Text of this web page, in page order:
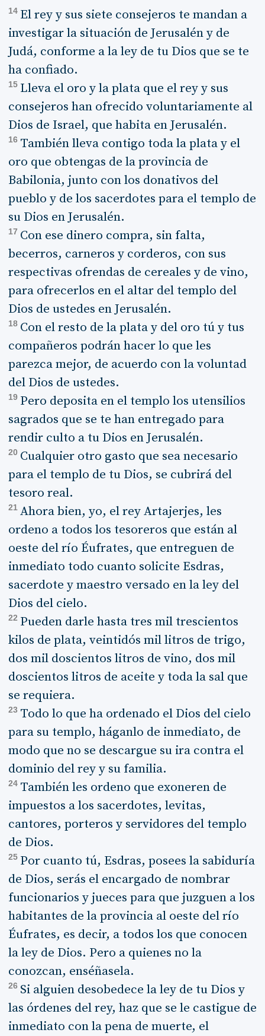
14 El rey y sus siete consejeros te mandan a
investigar la situación de Jerusalén y de
Judá, conforme a la ley de tu Dios que se te
ha confiado.
15 Lleva el oro y la plata que el rey y sus
consejeros han ofrecido voluntariamente al
Dios de Israel, que habita en Jerusalén.
16 También lleva contigo toda la plata y el
oro que obtengas de la provincia de
Babilonia, junto con los donativos del
pueblo y de los sacerdotes para el templo de
su Dios en Jerusalén.
17 Con ese dinero compra, sin falta,
becerros, carneros y corderos, con sus
respectivas ofrendas de cereales y de vino,
para ofrecerlos en el altar del templo del
Dios de ustedes en Jerusalén.
18 Con el resto de la plata y del oro tú y tus
compañeros podrán hacer lo que les
parezca mejor, de acuerdo con la voluntad
del Dios de ustedes.
19 Pero deposita en el templo los utensilios
sagrados que se te han entregado para
rendir culto a tu Dios en Jerusalén.
20 Cualquier otro gasto que sea necesario
para el templo de tu Dios, se cubrirá del
tesoro real.
21 Ahora bien, yo, el rey Artajerjes, les
ordeno a todos los tesoreros que están al
oeste del río Éufrates, que entreguen de
inmediato todo cuanto solicite Esdras,
sacerdote y maestro versado en la ley del
Dios del cielo.
22 Pueden darle hasta tres mil trescientos
kilos de plata, veintidós mil litros de trigo,
dos mil doscientos litros de vino, dos mil
doscientos litros de aceite y toda la sal que
se requiera.
23 Todo lo que ha ordenado el Dios del cielo
para su templo, háganlo de inmediato, de
modo que no se descargue su ira contra el
dominio del rey y su familia.
24 También les ordeno que exoneren de
impuestos a los sacerdotes, levitas,
cantores, porteros y servidores del templo
de Dios.
25 Por cuanto tú, Esdras, posees la sabiduría
de Dios, serás el encargado de nombrar
funcionarios y jueces para que juzguen a los
habitantes de la provincia al oeste del río
Éufrates, es decir, a todos los que conocen
la ley de Dios. Pero a quienes no la
conozcan, enséñasela.
26 Si alguien desobedece la ley de tu Dios y
las órdenes del rey, haz que se le castigue de
inmediato con la pena de muerte, el